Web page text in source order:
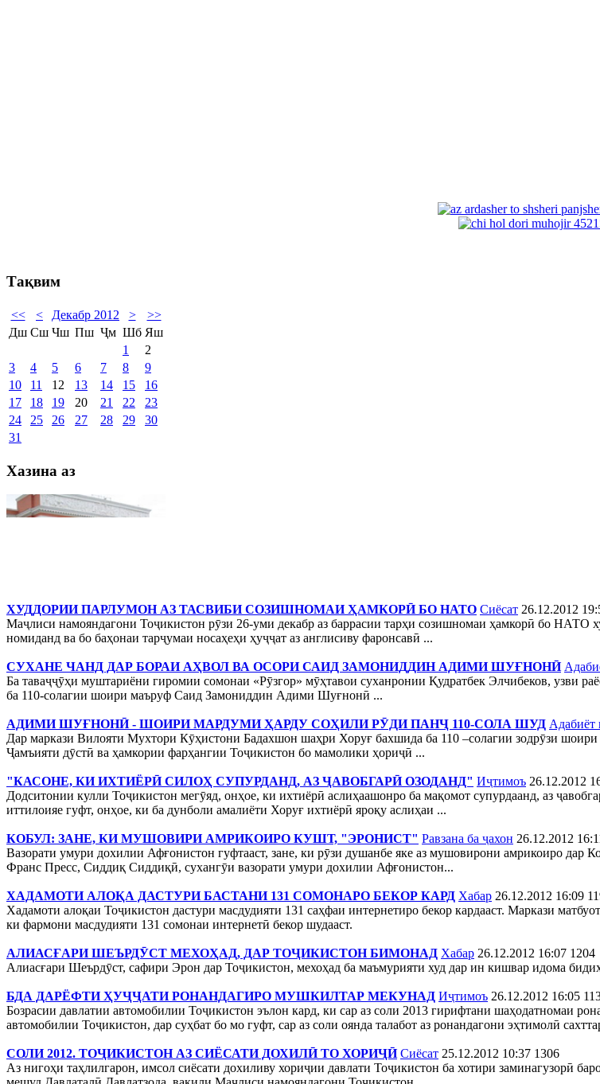
Тақвим
<< < Декабр 2012 >
>>
Дш Сш Чш Пш Ҷм Шб Яш
1
2
3
4 5 6 7 8
9
10
11 12 13 14 15
16
17
18 19 20 21 22
23
24
25 26 27 28 29
30
31
Хазина аз
ХУДДОРИИ ПАРЛУМОН АЗ ТАСВИБИ СОЗИШНОМАИ ҲАМКОРӢ БО НАТО Сиёсат 26.12.2012
Маҷлиси намояндагони Тоҷикистон рӯзи 26-уми декабр аз баррасии тарҳи созишномаи ҳамкорӣ бо НАТО
номиданд ва бо баҳонаи тарҷумаи носаҳеҳи ҳуҷҷат аз англисиву фаронсавӣ ...
СУХАНЕ ЧАНД ДАР БОРАИ АҲВОЛ ВА ОСОРИ САИД ЗАМОНИДДИН АДИМИ ШУҒНОНӢ
Ба таваҷҷӯҳи муштариёни гиромии сомонаи «Рӯзгор» мӯҳтавои суханронии Қудратбек Элчибеков, узви
ба 110-солагии шоири маъруф Саид Замониддин Адими Шуғнонӣ ...
АДИМИ ШУҒНОНӢ - ШОИРИ МАРДУМИ ҲАРДУ СОҲИЛИ РӮДИ ПАНҶ 110-СОЛА ШУД Адабиёт
Дар маркази Вилояти Мухтори Кӯҳистони Бадахшон шаҳри Хоруғ бахшида ба 110 –солагии зодрӯзи
Ҷамъияти дӯстӣ ва ҳамкории фарҳангии Тоҷикистон бо мамолики ҳориҷӣ ...
"КАСОНЕ, КИ ИХТИЁРӢ СИЛОҲ СУПУРДАНД, АЗ ҶАВОБГАРӢ ОЗОДАНД" Иҷтимоъ 26.12.2012
Додситонии кулли Тоҷикистон мегӯяд, онҳое, ки ихтиёрӣ аслиҳаашонро ба мақомот супурдаанд, аз
иттилоияе гуфт, онҳое, ки ба дунболи амалиёти Хоруғ ихтиёрӣ яроқу аслиҳаи ...
КОБУЛ: ЗАНЕ, КИ МУШОВИРИ АМРИКОИРО КУШТ, "ЭРОНИСТ" Равзана ба ҷахон 26.12.2012
Вазорати умури дохилии Афғонистон гуфтааст, зане, ки рӯзи душанбе яке аз мушовирони амрикоиро дар
Франс Пресс, Сиддиқ Сиддиқӣ, сухангӯи вазорати умури дохилии Афғонистон...
ХАДАМОТИ АЛОҚА ДАСТУРИ БАСТАНИ 131 СОМОНАРО БЕКОР КАРД Хабар 26.12.2012 16:09
Хадамоти алоқаи Тоҷикистон дастури масдудияти 131 саҳфаи интернетиро бекор кардааст. Маркази
ки фармони масдудияти 131 сомонаи интернетӣ бекор шудааст.
АЛИАСҒАРИ ШЕЪРДӮСТ МЕХОҲАД, ДАР ТОҶИКИСТОН БИМОНАД Хабар 26.12.2012 16:07 1204
Алиасғари Шеърдӯст, сафири Эрон дар Тоҷикистон, мехоҳад ба маъмурияти худ дар ин кишвар идома
БДА ДАРЁФТИ ҲУҶҶАТИ РОНАНДАГИРО МУШКИЛТАР МЕКУНАД Иҷтимоъ 26.12.2012 16:05
Бозрасии давлатии автомобилии Тоҷикистон эълон кард, ки сар аз соли 2013 гирифтани шаҳодатномаи
автомобилии Тоҷикистон, дар суҳбат бо мо гуфт, сар аз соли оянда талабот аз ронандагони эҳтимолӣ
СОЛИ 2012. ТОҶИКИСТОН АЗ СИЁСАТИ ДОХИЛӢ ТО ХОРИҶӢ Сиёсат 25.12.2012 10:37 1306
Аз нигоҳи таҳлилгарон, имсол сиёсати дохиливу хориҷии давлати Тоҷикистон ба хотири заминагузорӣ